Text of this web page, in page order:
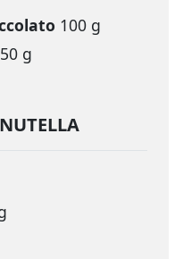
100 g
50 g